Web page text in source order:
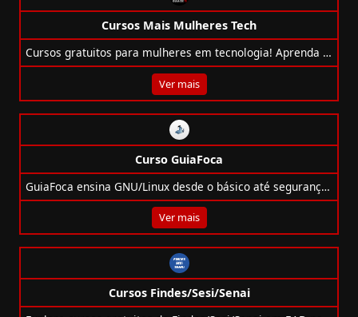
Cursos Mais Mulheres Tech
Cursos gratuitos para mulheres em tecnologia! Aprenda IA, Cloud, Cibersegurança, Redes e muito mais com a WoMakersCode.
Ver mais
Curso GuiaFoca
GuiaFoca ensina GNU/Linux desde o básico até segurança e administração com linguagem simples e didática.
Ver mais
Cursos Findes/Sesi/Senai